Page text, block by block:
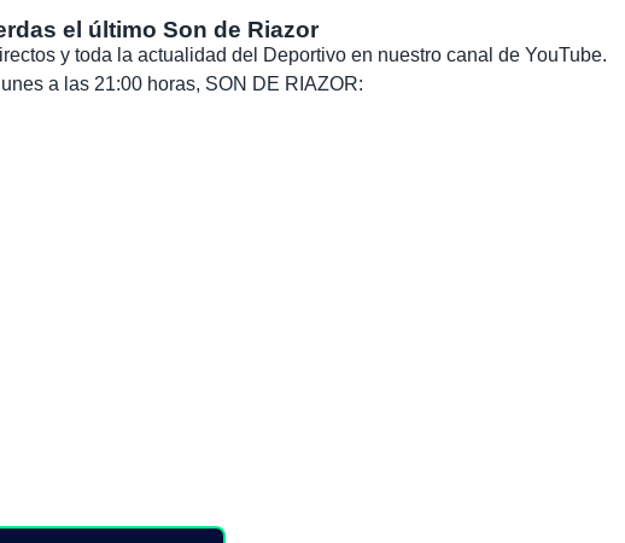
el último Son de Riazor
y toda la actualidad del Deportivo en nuestro canal de YouTube.
a las 21:00 horas, SON DE RIAZOR: